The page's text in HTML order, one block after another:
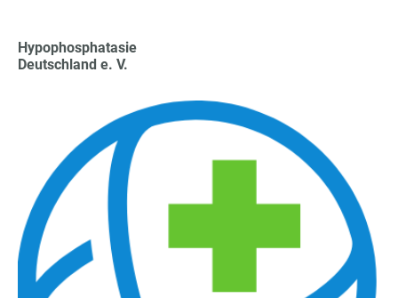
Hypophosphatasie
Deutschland e. V.